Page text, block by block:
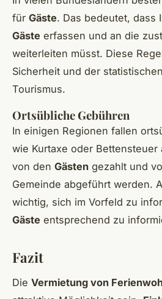
für Gäste. Das bedeutet, dass
Gäste erfassen und an die
weiterleiten müsst. Diese
Sicherheit und der
Tourismus.
Ortsübliche Gebühren
In einigen Regionen fallen
wie Kurtaxe oder Bettensteuer
von den Gästen gezahlt und
Gemeinde abgeführt werden.
wichtig, sich im Vorfeld zu
Gäste entsprechend zu
Fazit
Die Vermietung von